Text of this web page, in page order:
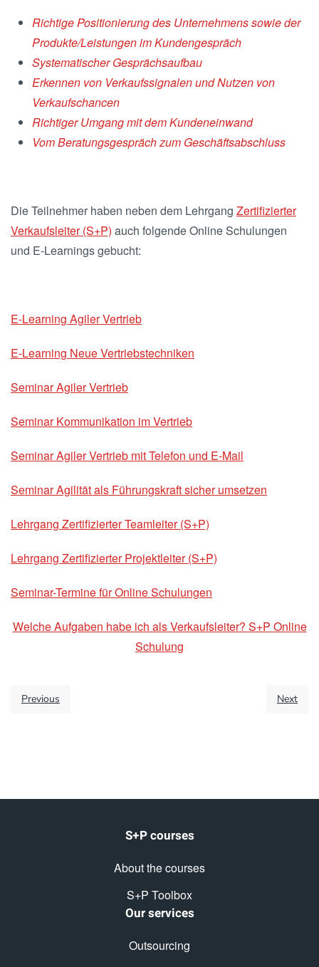
Richtige Positionierung des Unternehmens sowie der
Produkte/Leistungen im Kundengespräch
Systematischer Gesprächsaufbau
Erkennen von Verkaufssignalen und Nutzen von
Verkaufschancen
Richtiger Umgang mit dem Kundeneinwand
Vom Beratungsgespräch zum Geschäftsabschluss
Die Teilnehmer haben neben dem Lehrgang Zertifizierter
Verkaufsleiter (S+P) auch folgende Online Schulungen
und E-Learnings gebucht:
E-Learning Agiler Vertrieb
E-Learning Neue Vertriebstechniken
Seminar Agiler Vertrieb
Seminar Kommunikation im Vertrieb
Seminar Agiler Vertrieb mit Telefon und E-Mail
Seminar Agilität als Führungskraft sicher umsetzen
Lehrgang Zertifizierter Teamleiter (S+P)
Lehrgang Zertifizierter Projektleiter (S+P)
Seminar-Termine für Online Schulungen
Welche Aufgaben habe ich als Verkaufsleiter? S+P Online
Schulung
Previous Next
S+P courses
About the courses
S+P Toolbox
Our services
Outsourcing